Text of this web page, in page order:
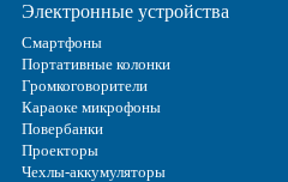
Электронные устройства
Смартфоны
Портативные колонки
Громкоговорители
Караоке микрофоны
Повербанки
Проекторы
Чехлы-аккумуляторы